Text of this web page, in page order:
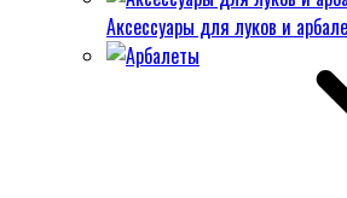
Аксессуары для луков и